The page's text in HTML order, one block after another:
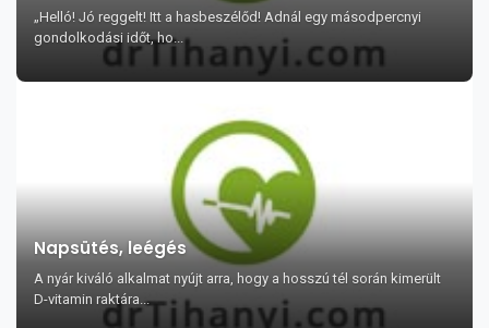
„Helló! Jó reggelt! Itt a hasbeszélőd! Adnál egy másodpercnyi
gondolkodási időt, ho...
Napsütés, leégés
A nyár kiváló alkalmat nyújt arra, hogy a hosszú tél során kimerült
D-vitamin raktára...